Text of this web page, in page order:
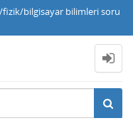
bilgisayar bilimleri soru